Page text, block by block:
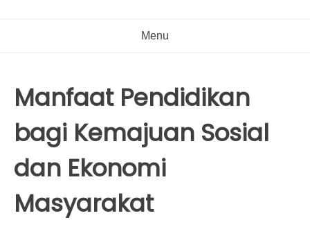
Menu
Manfaat Pendidikan
bagi Kemajuan Sosial
dan Ekonomi
Masyarakat